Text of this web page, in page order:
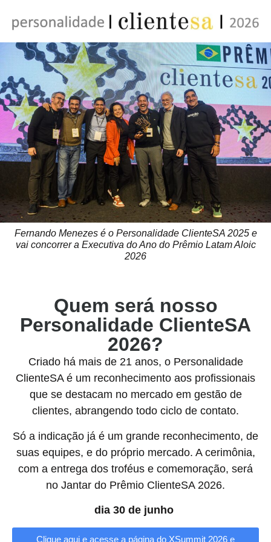
Fernando Menezes é o Personalidade ClienteSA 2025 e
vai concorrer a Executiva do Ano do Prêmio Latam Aloic
2026
Quem será nosso
Personalidade ClienteSA
2026?
Criado há mais de 21 anos, o Personalidade
ClienteSA é um reconhecimento aos profissionais
que se destacam no mercado em gestão de
clientes, abrangendo todo ciclo de contato.
Só a indicação já é um grande reconhecimento, de
suas equipes, e do próprio mercado. A cerimônia,
com a entrega dos troféus e comemoração, será
no Jantar do Prêmio ClienteSA 2026.
dia 30 de junho
Clique aqui e acesse a página do XSummit 2026 e